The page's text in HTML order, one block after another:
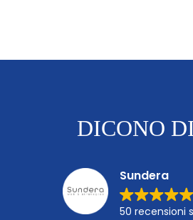
DICONO
Sundera
50 recensioni